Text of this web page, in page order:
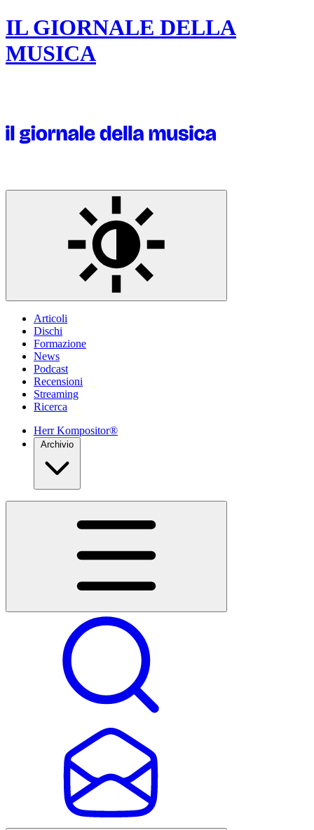
IL GIORNALE DELLA
MUSICA
Articoli
Dischi
Formazione
News
Podcast
Recensioni
Streaming
Ricerca
Herr Kompositor®
Archivio